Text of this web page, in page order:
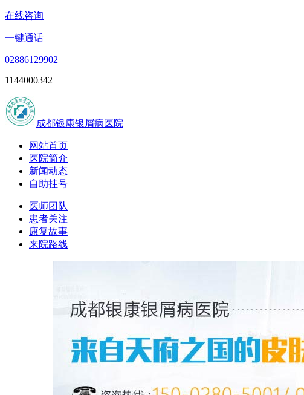
在线咨询
一键通话
02886129902
1144000342
成都银康银屑病医院
网站首页
医院简介
新闻动态
自助挂号
医师团队
患者关注
康复故事
来院路线